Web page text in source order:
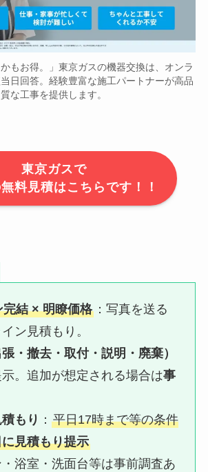
かもお得。」東京ガスの機器交換は、オンラ
日回答。経験豊富な施工パートナーが高品
質な工事を提供します。
東京ガスで
料見積はこちらです！！
完結 × 明瞭価格 ：写真を送る
ン見積もり。
・撤去・取付・説明・廃棄）
。追加が想定される場合は事
もり ：平日17時まで等の条件
見積もり提示
浴室・洗面台等は事前調査あ